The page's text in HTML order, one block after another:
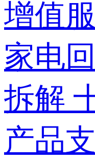
增值
家电
拆解
产品